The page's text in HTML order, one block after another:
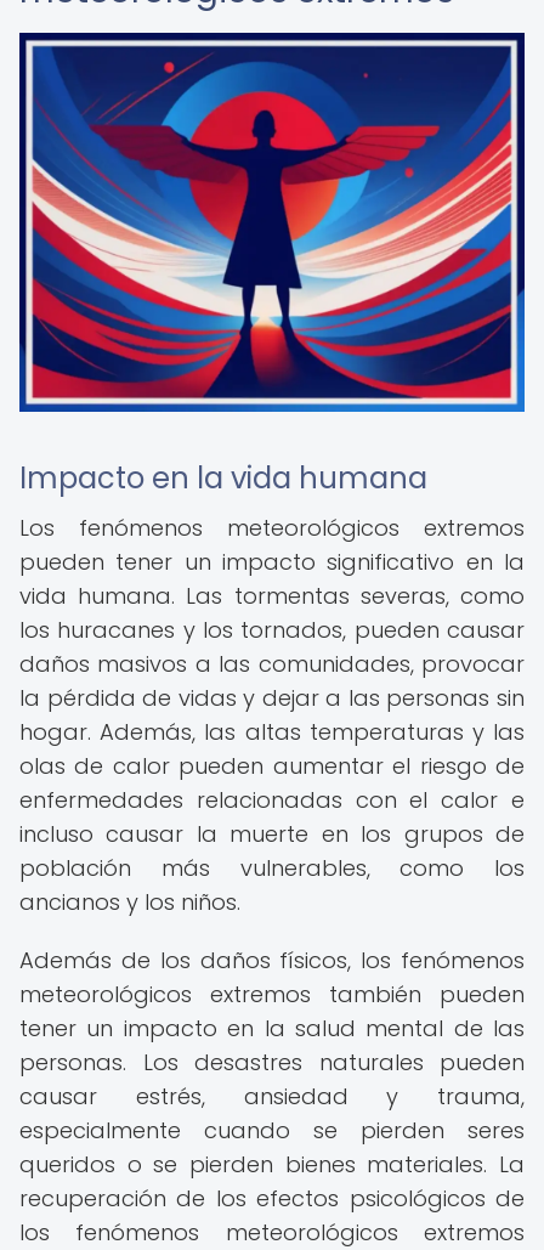
Impacto en la vida humana
Los fenómenos meteorológicos extremos
pueden tener un impacto significativo en la
vida humana. Las tormentas severas, como
los huracanes y los tornados, pueden causar
daños masivos a las comunidades, provocar
la pérdida de vidas y dejar a las personas sin
hogar. Además, las altas temperaturas y las
olas de calor pueden aumentar el riesgo de
enfermedades relacionadas con el calor e
incluso causar la muerte en los grupos de
población más vulnerables, como los
ancianos y los niños.
Además de los daños físicos, los fenómenos
meteorológicos extremos también pueden
tener un impacto en la salud mental de las
personas. Los desastres naturales pueden
causar estrés, ansiedad y trauma,
especialmente cuando se pierden seres
queridos o se pierden bienes materiales. La
recuperación de los efectos psicológicos de
los fenómenos meteorológicos extremos